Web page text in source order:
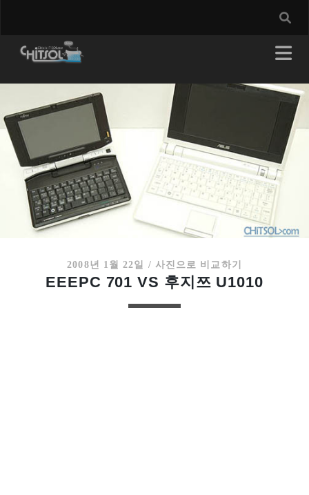
2008년 1월 22일 / 사진으로 비교하기
EEEPC 701 VS 후지쯔 U1010